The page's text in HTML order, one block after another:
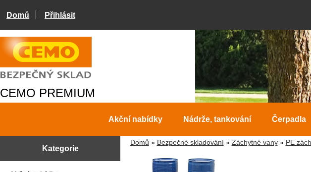
Domů Přihlásit
CEMO PREMIUM
Akční nabídky Nádrže, tankování Čerpadla
Kategorie
Domů » Bezpečné skladování» Záchytné vany» PE